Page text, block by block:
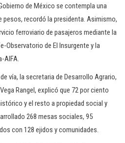
de México se contempla una
pesos, recordó la presidenta. Asimismo,
ferroviario de pasajeros mediante la
Observatorio de El Insurgente y la
AIFA.
vía, la secretaria de Desarrollo Agrario,
Rangel, explicó que 72 por ciento
y el resto a propiedad social y
268 mesas sociales, 95
con 128 ejidos y comunidades.